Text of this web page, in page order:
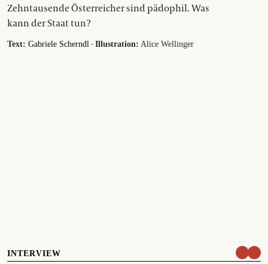
Zehntausende Österreicher sind pädophil. Was
kann der Staat tun?
Text: Gabriele Scherndl · Illustration: Alice Wellinger
INTERVIEW